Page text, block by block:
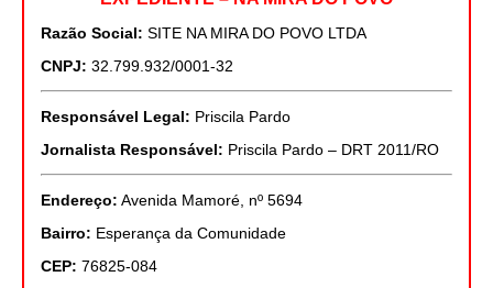
Razão Social: SITE NA MIRA DO POVO LTDA
CNPJ: 32.799.932/0001-32
Responsável Legal: Priscila Pardo
Jornalista Responsável: Priscila Pardo – DRT 2011/RO
Endereço: Avenida Mamoré, nº 5694
Bairro: Esperança da Comunidade
CEP: 76825-084